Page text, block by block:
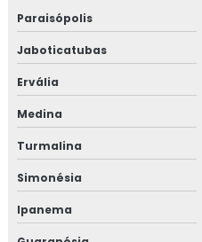
Paraisópolis
Jaboticatubas
Ervália
Medina
Turmalina
Simonésia
Ipanema